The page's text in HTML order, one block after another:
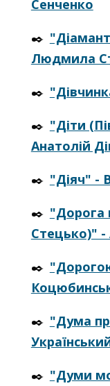
Сенченко
✒️
Людмила
✒️
✒️ "Діти
Анатолій
✒️ "Діяч" -
✒️ "Дорога
Стецько)" -
✒️
✒️ "Дума
✒️ "Думи